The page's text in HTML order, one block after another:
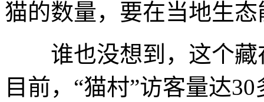
猫的数量，要在当地生
谁也没想到，这个藏
目前，“猫村”访客量达